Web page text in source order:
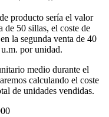
producto sería el valor
de 50 sillas, el coste de
la segunda venta de 40
por unidad.
medio durante el
calculando el coste
de unidades vendidas.